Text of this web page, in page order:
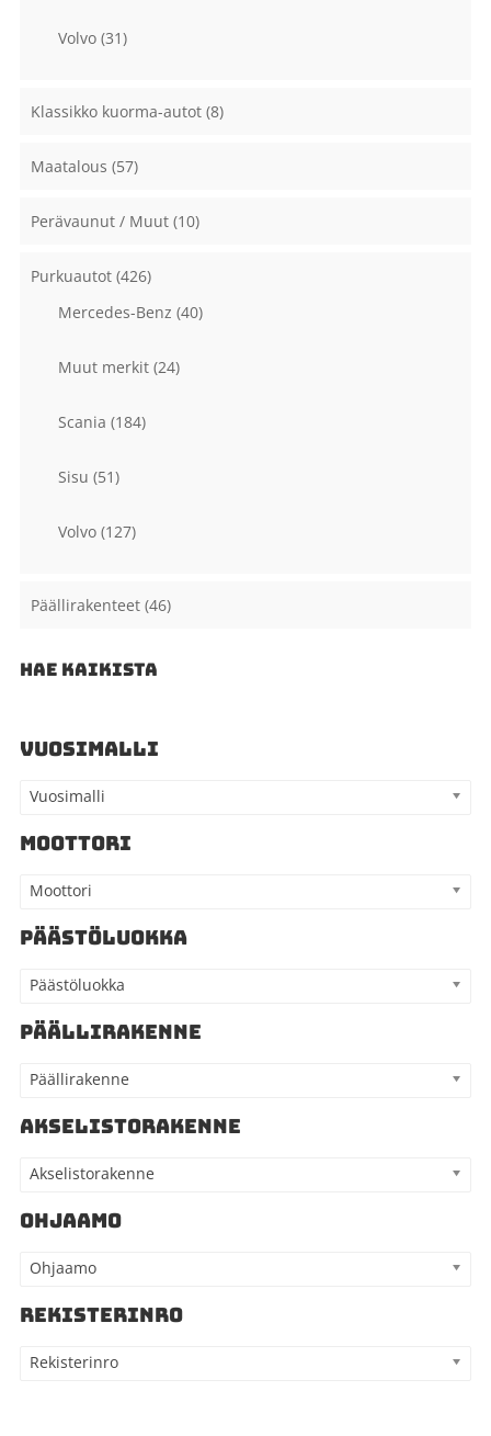
Volvo (31)
Klassikko kuorma-autot (8)
Maatalous (57)
Perävaunut / Muut (10)
Purkuautot (426)
Mercedes-Benz (40)
Muut merkit (24)
Scania (184)
Sisu (51)
Volvo (127)
Päällirakenteet (46)
HAE KAIKISTA
VUOSIMALLI
Vuosimalli
MOOTTORI
Moottori
PÄÄSTÖLUOKKA
Päästöluokka
PÄÄLLIRAKENNE
Päällirakenne
AKSELISTORAKENNE
Akselistorakenne
OHJAAMO
Ohjaamo
REKISTERINRO
Rekisterinro